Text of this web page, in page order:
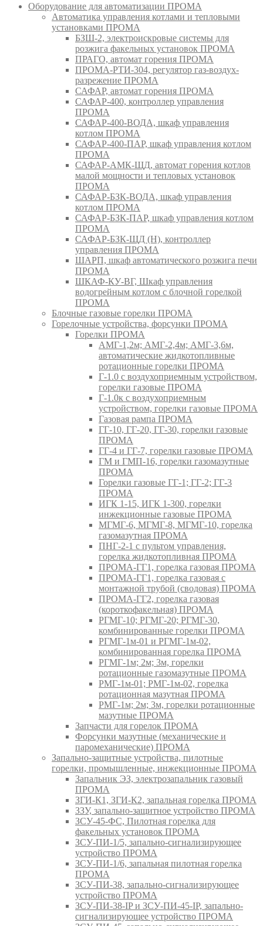
Оборудование для автоматизации ПРОМА
Автоматика управления котлами и тепловыми
установками ПРОМА
БЗШ-2, электроискровые системы для
розжига факельных установок ПРОМА
ПРАГО, автомат горения ПРОМА
ПРОМА-РТИ-304, регулятор газ-воздух-
разрежение ПРОМА
САФАР, автомат горения ПРОМА
САФАР-400, контроллер управления
ПРОМА
САФАР-400-ВОДА, шкаф управления
котлом ПРОМА
САФАР-400-ПАР, шкаф управления котлом
ПРОМА
САФАР-АМК-ЩД, автомат горения котлов
малой мощности и тепловых установок
ПРОМА
САФАР-БЗК-ВОДА, шкаф управления
котлом ПРОМА
САФАР-БЗК-ПАР, шкаф управления котлом
ПРОМА
САФАР-БЗК-ЩД (Н), контроллер
управления ПРОМА
ШАРП, шкаф автоматического розжига печи
ПРОМА
ШКАФ-КУ-ВГ, Шкаф управления
водогрейным котлом с блочной горелкой
ПРОМА
Блочные газовые горелки ПРОМА
Горелочные устройства, форсунки ПРОМА
Горелки ПРОМА
АМГ-1,2м; АМГ-2,4м; АМГ-3,6м,
автоматические жидкотопливные
ротационные горелки ПРОМА
Г-1.0 с воздухоприемным устройством,
горелки газовые ПРОМА
Г-1.0к с воздухоприемным
устройством, горелки газовые ПРОМА
Газовая рампа ПРОМА
ГГ-10, ГГ-20, ГГ-30, горелки газовые
ПРОМА
ГГ-4 и ГГ-7, горелки газовые ПРОМА
ГМ и ГМП-16, горелки газомазутные
ПРОМА
Горелки газовые ГГ-1; ГГ-2; ГГ-3
ПРОМА
ИГК 1-15, ИГК 1-300, горелки
инжекционные газовые ПРОМА
МГМГ-6, МГМГ-8, МГМГ-10, горелка
газомазутная ПРОМА
ПНГ-2-1 с пультом управления,
горелка жидкотопливная ПРОМА
ПРОМА-ГГ1, горелка газовая ПРОМА
ПРОМА-ГГ1, горелка газовая с
монтажной трубой (сводовая) ПРОМА
ПРОМА-ГГ2, горелка газовая
(короткофакельная) ПРОМА
РГМГ-10; РГМГ-20; РГМГ-30,
комбинированные горелки ПРОМА
РГМГ-1м-01 и РГМГ-1м-02,
комбинированная горелка ПРОМА
РГМГ-1м; 2м; 3м, горелки
ротационные газомазутные ПРОМА
РМГ-1м-01; РМГ-1м-02, горелка
ротационная мазутная ПРОМА
РМГ-1м; 2м; 3м, горелки ротационные
мазутные ПРОМА
Запчасти для горелок ПРОМА
Форсунки мазутные (механические и
паромеханические) ПРОМА
Запально-защитные устройства, пилотные
горелки, промышленные, инжекционные ПРОМА
Запальник ЭЗ, электрозапальник газовый
ПРОМА
ЗГИ-К1, ЗГИ-К2, запальная горелка ПРОМА
ЗЗУ, запально-защитное устройство ПРОМА
ЗСУ-45-ФС, Пилотная горелка для
факельных установок ПРОМА
ЗСУ-ПИ-1/5, запально-сигнализирующее
устройство ПРОМА
ЗСУ-ПИ-1/6, запальная пилотная горелка
ПРОМА
ЗСУ-ПИ-38, запально-сигнализирующее
устройство ПРОМА
ЗСУ-ПИ-38-IP и ЗСУ-ПИ-45-IP, запально-
сигнализирующее устройство ПРОМА